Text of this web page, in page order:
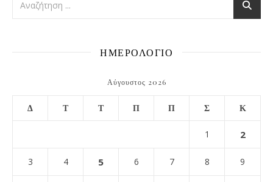
ΗΜΕΡΟΛΟΓΙΟ
Αύγουστος 2026
Δ Τ Τ Π Π Σ Κ
1 2
3 4 5 6 7 8 9